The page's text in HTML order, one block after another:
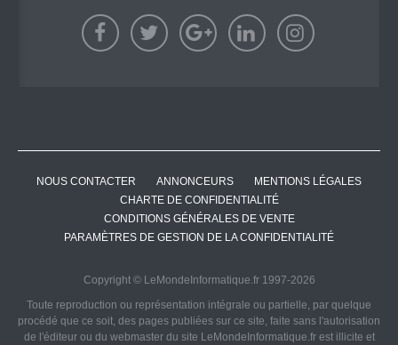
NOUS CONTACTER ANNONCEURS
MENTIONS LÉGALES
CHARTE DE CONFIDENTIALITÉ
CONDITIONS GÉNÉRALES DE VENTE
PARAMÈTRES DE GESTION DE LA CONFIDENTIALITÉ
Copyright © LeMondeInformatique.fr 1997-2026
Toute reproduction ou représentation intégrale ou partielle, par quelque
procédé que ce soit, des pages publiées sur ce site, faite sans l'autorisation
de l'éditeur ou du webmaster du site LeMondeInformatique.fr est illicite et